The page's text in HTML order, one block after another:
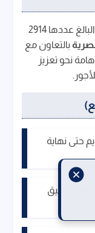
لقد استعرضنا بالتفصيل فرص التوظيف البالغ عددها 2914
بالتعاون مع
نحو تعزيز
حتى نهاية
تطبيق